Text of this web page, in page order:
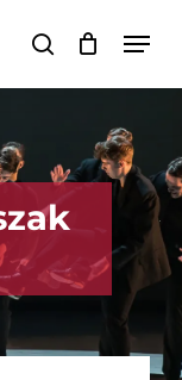
keresésKosár